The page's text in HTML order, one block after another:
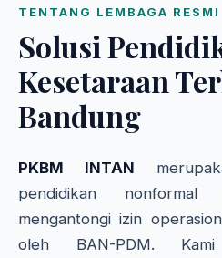
TENTANG LEMBAGA
Solusi
Kesetaraan
Bandung
PKBM INTAN
pendidikan
mengantongi izin
oleh BAN-PDM.